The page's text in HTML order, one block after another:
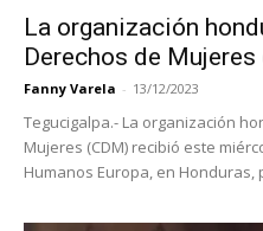
La organización
Derechos de
Fanny Varela - 13/12/2023
Tegucigalpa.- La organización
Mujeres (CDM) recibió este
Humanos Europa, en Honduras,